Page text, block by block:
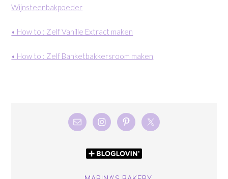
Wijnsteenbakpoeder
• How to : Zelf Vanille Extract maken
• How to : Zelf Banketbakkersroom maken